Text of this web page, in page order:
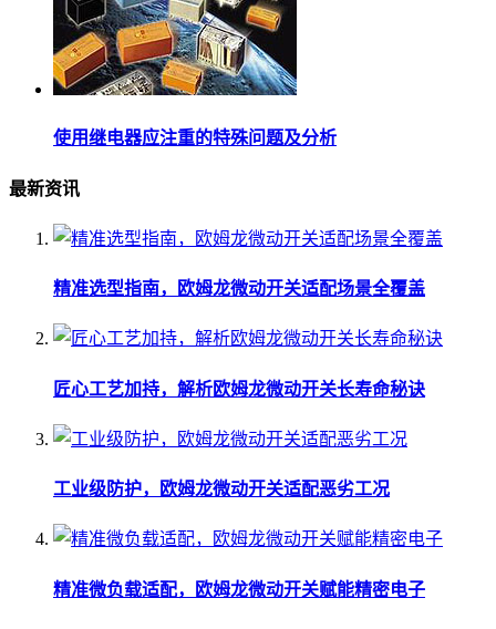
使用继电器应注重的特殊问题及分析
最新资讯
精准选型指南，欧姆龙微动开关适配场景全覆盖
匠心工艺加持，解析欧姆龙微动开关长寿命秘诀
工业级防护，欧姆龙微动开关适配恶劣工况
精准微负载适配，欧姆龙微动开关赋能精密电子